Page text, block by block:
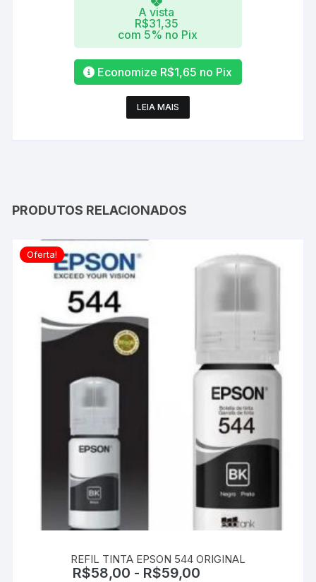
A vista
R$31,35
com 5% no Pix
Economize R$1,65 no Pix
LEIA MAIS
PRODUTOS RELACIONADOS
Oferta!
REFIL TINTA EPSON 544 ORIGINAL
R$58,00 - R$59,00